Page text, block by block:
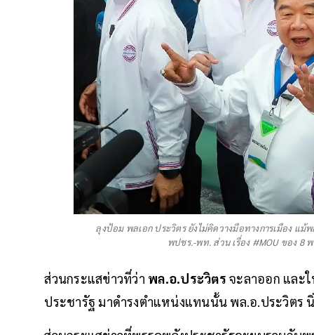
ลุงป้อม พลเอก ประวิตร ยังไม่คิดวางมือทางการเมือง แ
พปชร.-พท. ส่วน เรื่อง #MOU ของ 8
ส่วนกระแสข่าวที่ว่า พล.อ.ประวิตร จะลาออก และ
ประชารัฐ มาดำรงตำแหน่งแทนนั้น พล.อ.ประวิตร